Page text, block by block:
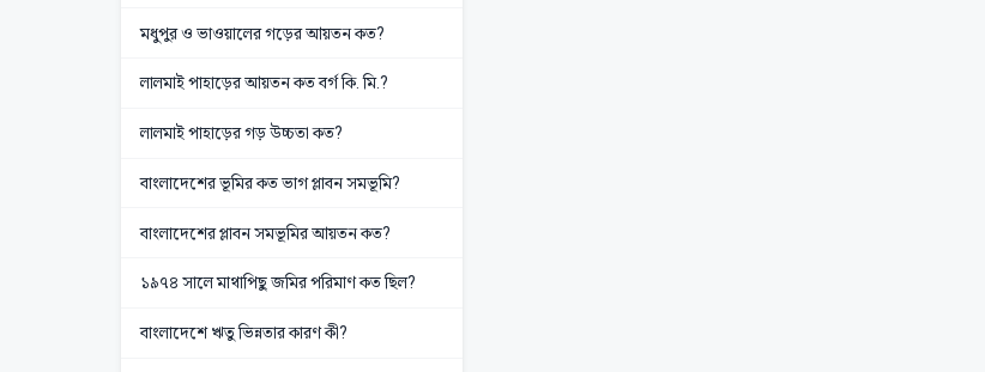
মধুপুর ও ভাওয়ালের গড়ের আয়তন কত?
লালমাই পাহাড়ের আয়তন কত বর্গ কি. মি.?
লালমাই পাহাড়ের গড় উচ্চতা কত?
বাংলাদেশের ভূমির কত ভাগ প্লাবন সমভূমি?
বাংলাদেশের প্লাবন সমভূমির আয়তন কত?
১৯৭৪ সালে মাথাপিছু জমির পরিমাণ কত ছিল?
বাংলাদেশে ঋতু ভিন্নতার কারণ কী?